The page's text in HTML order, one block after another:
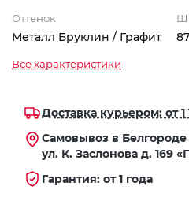
Оттенок
Металл Бруклин / Графит
Все характеристики
Доставка курьером: от 1
Самовывоз в Белгороде
ул. К. Заслонова д. 169
Гарантия: от 1 года